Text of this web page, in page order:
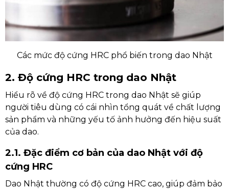
Các mức độ cứng HRC phổ biến trong dao Nhật
2. Độ cứng HRC trong dao Nhật
Hiểu rõ về độ cứng HRC trong dao Nhật sẽ giúp
người tiêu dùng có cái nhìn tổng quát về chất lượng
sản phẩm và những yếu tố ảnh hưởng đến hiệu suất
của dao.
2.1. Đặc điểm cơ bản của dao Nhật với độ
cứng HRC
Dao Nhật thường có độ cứng HRC cao, giúp đảm bảo